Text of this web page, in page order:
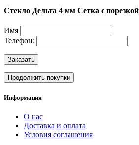
Стекло Дельта 4 мм Сетка с порезкой
Имя
Телефон:
Заказать
Продолжить покупки
Информация
О нас
Доставка и оплата
Условия соглашения